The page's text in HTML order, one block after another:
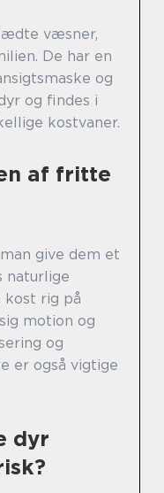
væsner,
De har en
og
og findes i
kostvaner.
af fritte
give dem et
naturlige
kost rig på
motion og
og
er også vigtige
dyr